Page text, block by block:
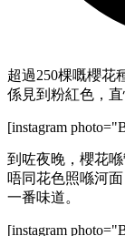
超過250棵嘅櫻花
係見到粉紅色，直
[instagram
到咗夜晚，櫻花
唔同花色照喺河
一番味道。
[instagram